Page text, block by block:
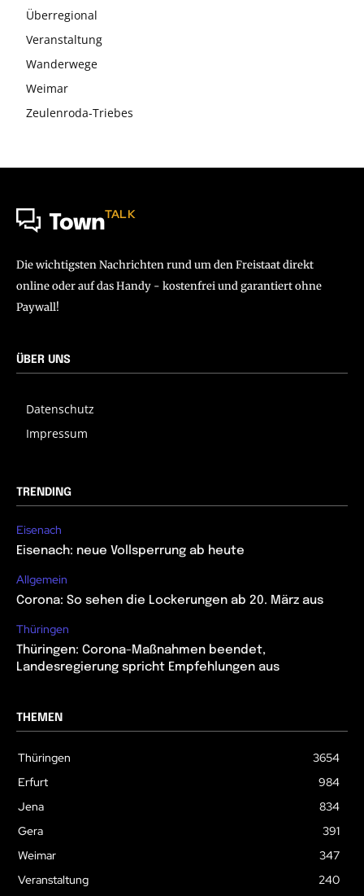
Überregional
Veranstaltung
Wanderwege
Weimar
Zeulenroda-Triebes
TownTALK
Die wichtigsten Nachrichten rund um den Freistaat direkt
online oder auf das Handy - kostenfrei und garantiert ohne
Paywall!
ÜBER UNS
Datenschutz
Impressum
TRENDING
Eisenach
Eisenach: neue Vollsperrung ab heute
Allgemein
Corona: So sehen die Lockerungen ab 20. März aus
Thüringen
Thüringen: Corona-Maßnahmen beendet,
Landesregierung spricht Empfehlungen aus
THEMEN
Thüringen
3654
Erfurt
984
Jena
834
Gera
391
Weimar
347
Veranstaltung
240